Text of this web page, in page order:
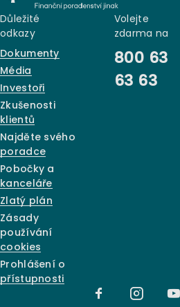
Důležité
odkazy
Dokumenty
Média
Investoři
Zkušenosti
klientů
Najděte svého
poradce
Pobočky a
kanceláře
Zlatý plán
Zásady
používání
cookies
Prohlášení o
přístupnosti
Volejte
zdarma na
800 63
63 63